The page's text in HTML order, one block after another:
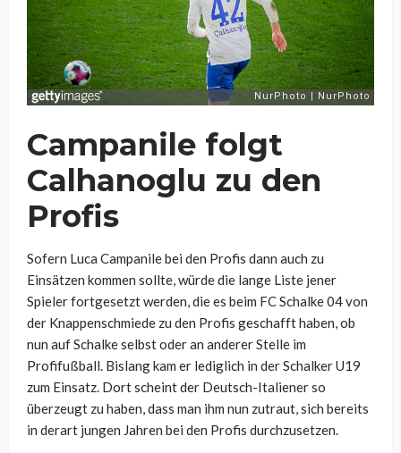
Campanile folgt
Calhanoglu zu den
Profis
Sofern Luca Campanile bei den Profis dann auch zu
Einsätzen kommen sollte, würde die lange Liste jener
Spieler fortgesetzt werden, die es beim FC Schalke 04 von
der Knappenschmiede zu den Profis geschafft haben, ob
nun auf Schalke selbst oder an anderer Stelle im
Profifußball. Bislang kam er lediglich in der Schalker U19
zum Einsatz. Dort scheint der Deutsch-Italiener so
überzeugt zu haben, dass man ihm nun zutraut, sich bereits
in derart jungen Jahren bei den Profis durchzusetzen.